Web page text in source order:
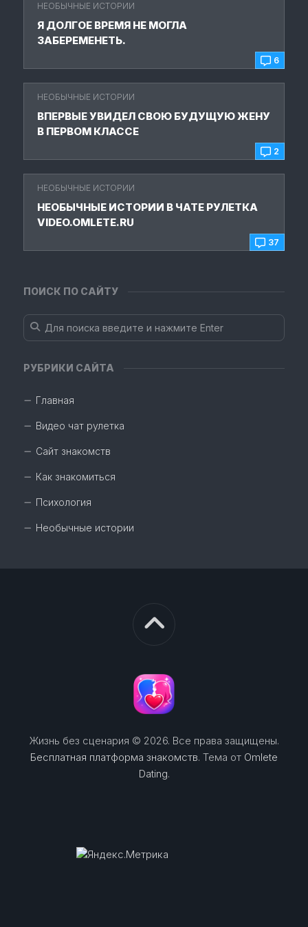
6
НЕОБЫЧНЫЕ ИСТОРИИ
Я ДОЛГОЕ ВРЕМЯ НЕ МОГЛА
ЗАБЕРЕМЕНЕТЬ.
2
НЕОБЫЧНЫЕ ИСТОРИИ
ВПЕРВЫЕ УВИДЕЛ СВОЮ БУДУЩУЮ ЖЕНУ
В ПЕРВОМ КЛАССЕ
37
НЕОБЫЧНЫЕ ИСТОРИИ
НЕОБЫЧНЫЕ ИСТОРИИ В ЧАТЕ РУЛЕТКА
VIDEO.OMLETE.RU
ПОИСК ПО САЙТУ
РУБРИКИ САЙТА
Главная
Видео чат рулетка
Сайт знакомств
Как знакомиться
Психология
Необычные истории
Жизнь без сценария © 2026. Все права защищены.
Бесплатная платформа знакомств. Тема от Omlete
Dating.